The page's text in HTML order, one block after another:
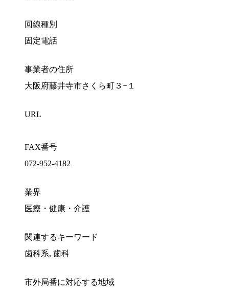
回線種別
固定電話
事業者の住所
大阪府藤井寺市さくら町３−１
URL
FAX番号
072-952-4182
業界
医療・健康・介護
関連するキーワード
歯科系, 歯科
市外局番に対応する地域